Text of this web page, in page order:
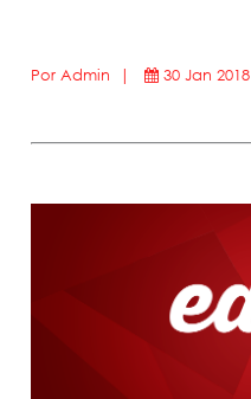
Por Admin | 30 Jan 2018